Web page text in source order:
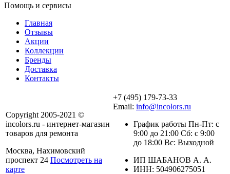
Помощь и сервисы
Главная
Отзывы
Акции
Коллекции
Бренды
Доставка
Контакты
Copyright 2005-2021 ©
incolors.ru - интернет-магазин
товаров для ремонта
Москва, Нахимовский
проспект 24 Посмотреть на
карте
+7 (495) 179-73-33
Email: info@incolors.ru
График работы Пн-Пт: с
9:00 до 21:00 Сб: с 9:00
до 18:00 Вс: Выходной
ИП ШАБАНОВ А. А.
ИНН: 504906275051